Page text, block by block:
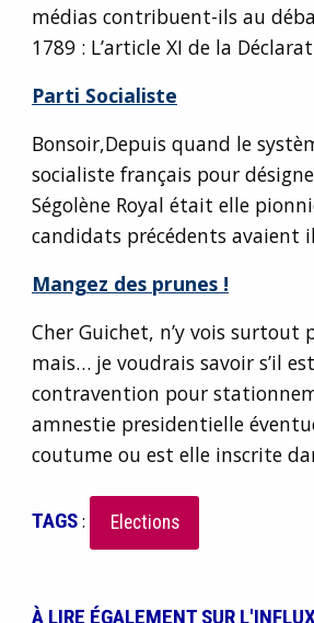
médias contribuent-ils au
1789 : L’article XI de la
Parti Socialiste
Bonsoir,Depuis quand le
socialiste français pour
Ségolène Royal était elle
candidats précédents avaient
Mangez des prunes !
Cher Guichet, n’y vois
mais… je voudrais savoir s’il
contravention pour
amnestie presidentielle
coutume ou est elle inscrite
TAGS: Elections
À LIRE ÉGALEMENT SUR